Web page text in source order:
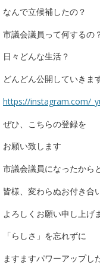
なんで立候補したの？
市議会議員って何するの
日々どんな生活？
どんどん公開していきま
https://instagram.com/
ぜひ、こちらの登録を
お願い致します
市議会議員になったから
皆様、変わらぬお付き合
よろしくお願い申し上げ
「らしさ」を忘れずに
ますますパワーアップし